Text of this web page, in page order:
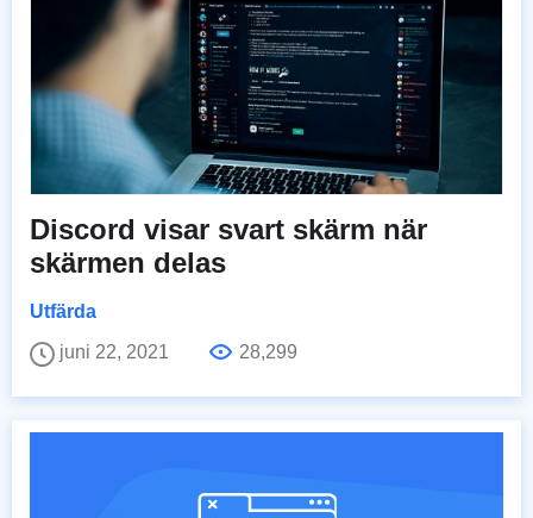
Discord visar svart skärm när
skärmen delas
Utfärda
juni 22, 2021
28,299